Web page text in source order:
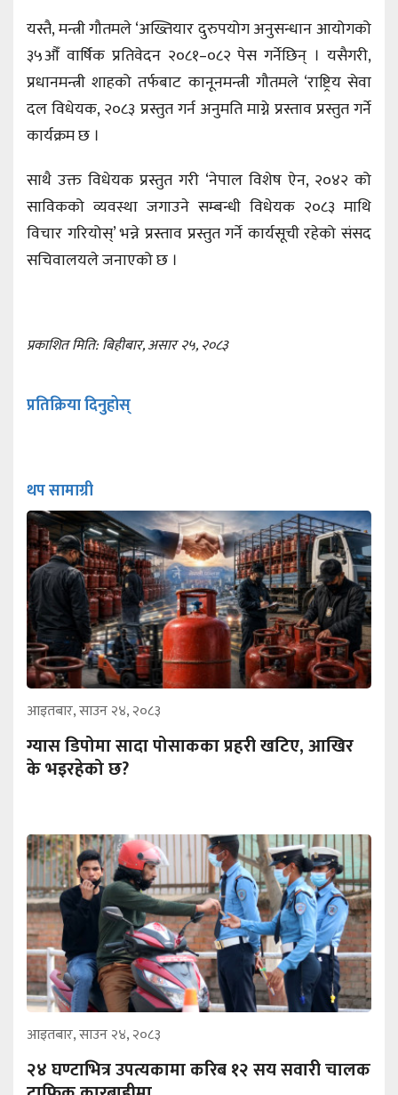
यस्तै, मन्त्री गौतमले ‘अख्तियार दुरुपयोग अनुसन्धान आयोगको
३५औँ वार्षिक प्रतिवेदन २०८१–०८२ पेस गर्नेछिन् । यसैगरी,
प्रधानमन्त्री शाहको तर्फबाट कानूनमन्त्री गौतमले ‘राष्ट्रिय सेवा
दल विधेयक, २०८३ प्रस्तुत गर्न अनुमति माग्ने प्रस्ताव प्रस्तुत गर्ने
कार्यक्रम छ ।
साथै उक्त विधेयक प्रस्तुत गरी ‘नेपाल विशेष ऐन, २०४२ को
साविकको व्यवस्था जगाउने सम्बन्धी विधेयक २०८३ माथि
विचार गरियोस्’ भन्ने प्रस्ताव प्रस्तुत गर्ने कार्यसूची रहेको संसद
सचिवालयले जनाएको छ ।
प्रकाशित मिति: बिहीबार, असार २५, २०८३
प्रतिक्रिया दिनुहोस्
थप सामाग्री
आइतबार, साउन २४, २०८३
ग्यास डिपोमा सादा पोसाकका प्रहरी खटिए, आखिर
के भइरहेको छ?
आइतबार, साउन २४, २०८३
२४ घण्टाभित्र उपत्यकामा करिब १२ सय सवारी चालक